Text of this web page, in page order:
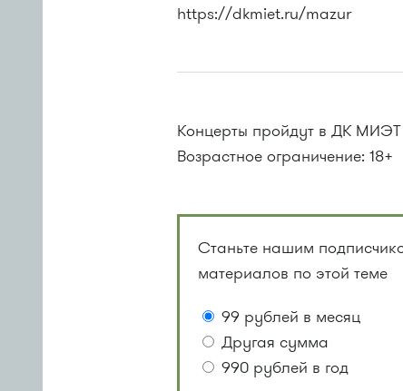
https://dkmiet.ru/mazur
Концерты пройдут в ДК
Возрастное ограничение: 18+
Станьте нашим
материалов по этой теме
99 рублей в месяц
Другая сумма
990 рублей в год